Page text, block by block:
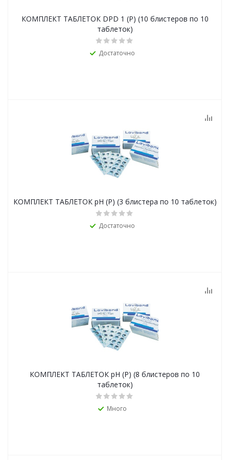
КОМПЛЕКТ ТАБЛЕТОК DPD 1 (Р) (10 блистеров по 10
таблеток)
Достаточно
КОМПЛЕКТ ТАБЛЕТОК pH (Р) (3 блистера по 10 таблеток)
Достаточно
КОМПЛЕКТ ТАБЛЕТОК pH (Р) (8 блистеров по 10
таблеток)
Много